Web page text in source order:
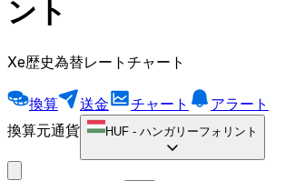
ント
Xe歴史為替レートチャート
換算 送金 チャート
アラート
換算元通貨
HUF - ハンガリーフォリント